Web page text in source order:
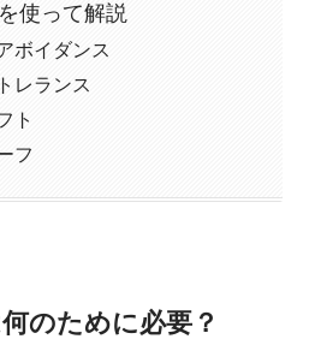
使って解説
ボイダンス
レランス
ト
フ
のために必要？